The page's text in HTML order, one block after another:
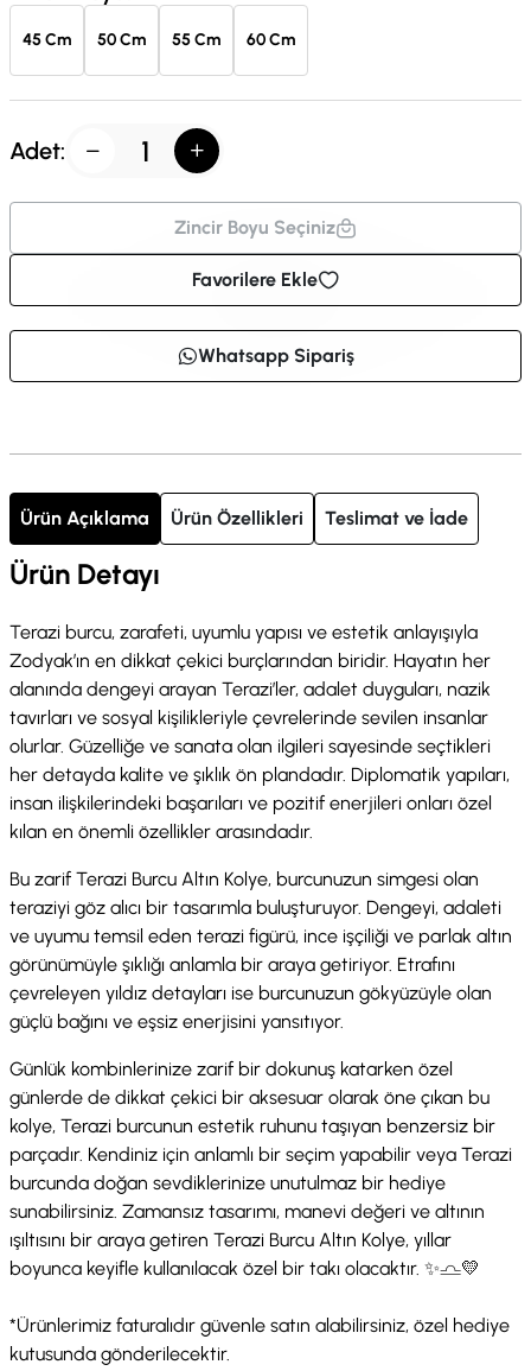
45 Cm 50 Cm 55 Cm 60 Cm
Adet:
Zincir Boyu Seçiniz
Favorilere Ekle
Whatsapp Sipariş
Ürün Açıklama Ürün Özellikleri Teslimat ve İade
Ürün Detayı
Terazi burcu, zarafeti, uyumlu yapısı ve estetik anlayışıyla
Zodyak’ın en dikkat çekici burçlarından biridir. Hayatın her
alanında dengeyi arayan Terazi’ler, adalet duyguları, nazik
tavırları ve sosyal kişilikleriyle çevrelerinde sevilen insanlar
olurlar. Güzelliğe ve sanata olan ilgileri sayesinde seçtikleri
her detayda kalite ve şıklık ön plandadır. Diplomatik yapıları,
insan ilişkilerindeki başarıları ve pozitif enerjileri onları özel
kılan en önemli özellikler arasındadır.
Bu zarif Terazi Burcu Altın Kolye, burcunuzun simgesi olan
teraziyi göz alıcı bir tasarımla buluşturuyor. Dengeyi, adaleti
ve uyumu temsil eden terazi figürü, ince işçiliği ve parlak altın
görünümüyle şıklığı anlamla bir araya getiriyor. Etrafını
çevreleyen yıldız detayları ise burcunuzun gökyüzüyle olan
güçlü bağını ve eşsiz enerjisini yansıtıyor.
Günlük kombinlerinize zarif bir dokunuş katarken özel
günlerde de dikkat çekici bir aksesuar olarak öne çıkan bu
kolye, Terazi burcunun estetik ruhunu taşıyan benzersiz bir
parçadır. Kendiniz için anlamlı bir seçim yapabilir veya Terazi
burcunda doğan sevdiklerinize unutulmaz bir hediye
sunabilirsiniz. Zamansız tasarımı, manevi değeri ve altının
ışıltısını bir araya getiren Terazi Burcu Altın Kolye, yıllar
boyunca keyifle kullanılacak özel bir takı olacaktır. ✨♎💛
*Ürünlerimiz faturalıdır güvenle satın alabilirsiniz, özel hediye
kutusunda gönderilecektir.